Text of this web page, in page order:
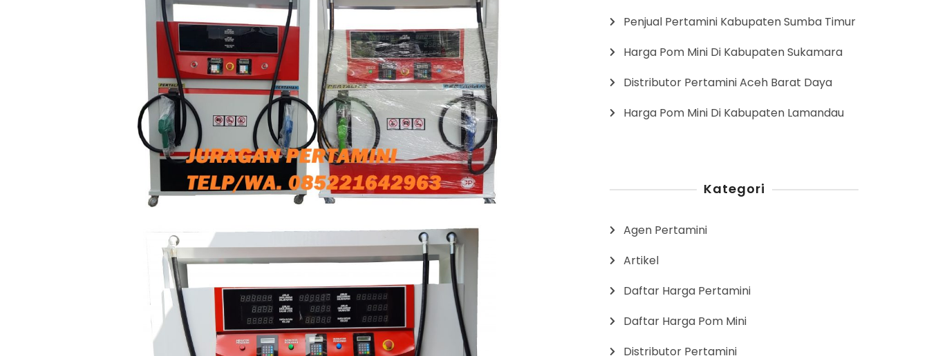
Penjual Pertamini Kabupaten Sumba Timur
Harga Pom Mini Di Kabupaten Sukamara
Distributor Pertamini Aceh Barat Daya
Harga Pom Mini Di Kabupaten Lamandau
Kategori
Agen Pertamini
Artikel
Daftar Harga Pertamini
Daftar Harga Pom Mini
Distributor Pertamini